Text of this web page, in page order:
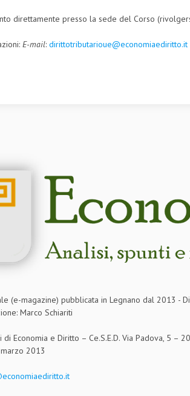
direttamente presso la sede del Corso
E-mail: dirittotributarioue@economiaediritto.it
(e-magazine) pubblicata in Legnano dal 2013 -
Marco Schiariti
di Economia e Diritto – Ce.S.E.D. Via Padova, 5
2013